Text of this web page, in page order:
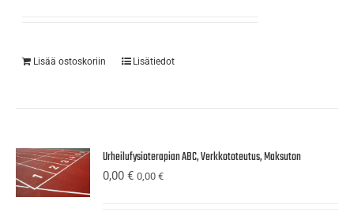
Lisää ostoskoriin Lisätiedot
Urheilufysioterapian ABC, Verkkototeutus, Maksuton
0,00€ 0,00€